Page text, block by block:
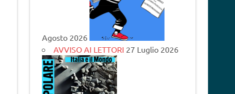
Agosto 2026
AVVISO AI LETTORI 27 Luglio 2026